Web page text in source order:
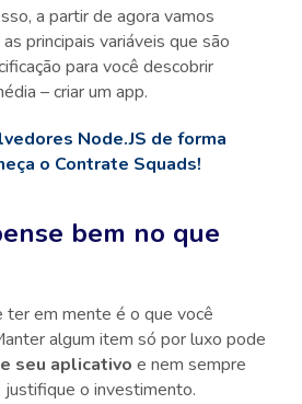
a partir de agora vamos
principais variáveis que são
para você descobrir
– criar um app.
Node.JS de forma
o Contrate Squads!
bem no que
ter em mente é o que você
algum item só por luxo pode
seu aplicativo e nem sempre
justifique o investimento.